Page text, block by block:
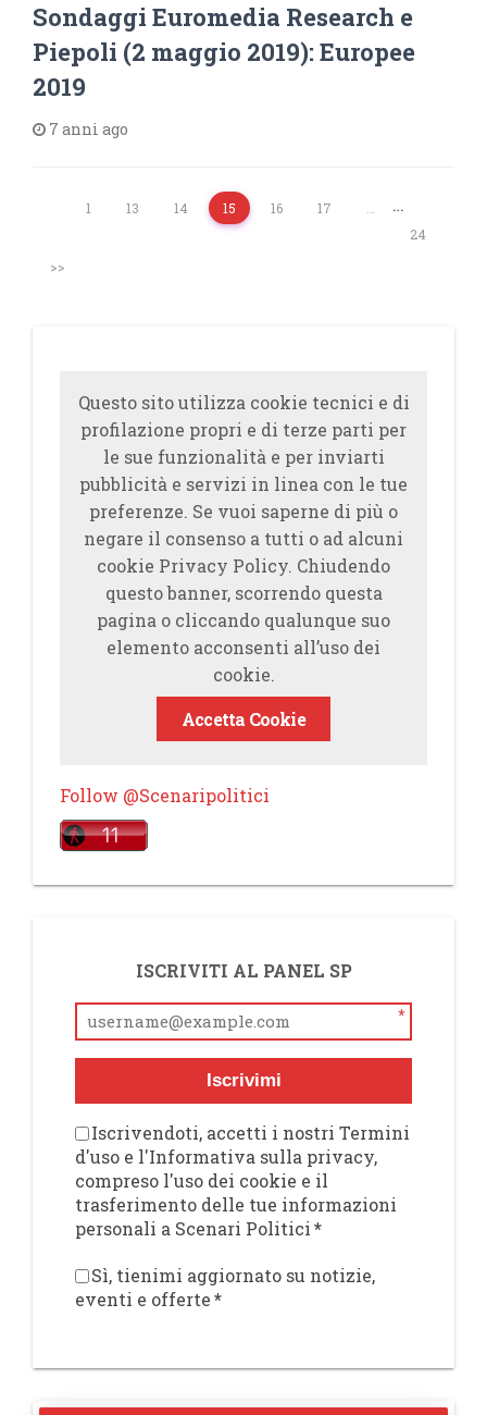
Sondaggi Euromedia Research e
Piepoli (2 maggio 2019): Europee
2019
7 anni ago
1 …
13 14 15 16 17
24
>>
Questo sito utilizza cookie tecnici e di
profilazione propri e di terze parti per
le sue funzionalità e per inviarti
pubblicità e servizi in linea con le tue
preferenze. Se vuoi saperne di più o
negare il consenso a tutti o ad alcuni
cookie Privacy Policy. Chiudendo
questo banner, scorrendo questa
pagina o cliccando qualunque suo
elemento acconsenti all’uso dei
cookie.
Accetta Cookie
Follow @Scenaripolitici
ISCRIVITI AL PANEL SP
*
Iscrivimi
Iscrivendoti, accetti i nostri Termini
d'uso e l'Informativa sulla privacy,
compreso l'uso dei cookie e il
trasferimento delle tue informazioni
personali a Scenari Politici*
Sì, tienimi aggiornato su notizie,
eventi e offerte*